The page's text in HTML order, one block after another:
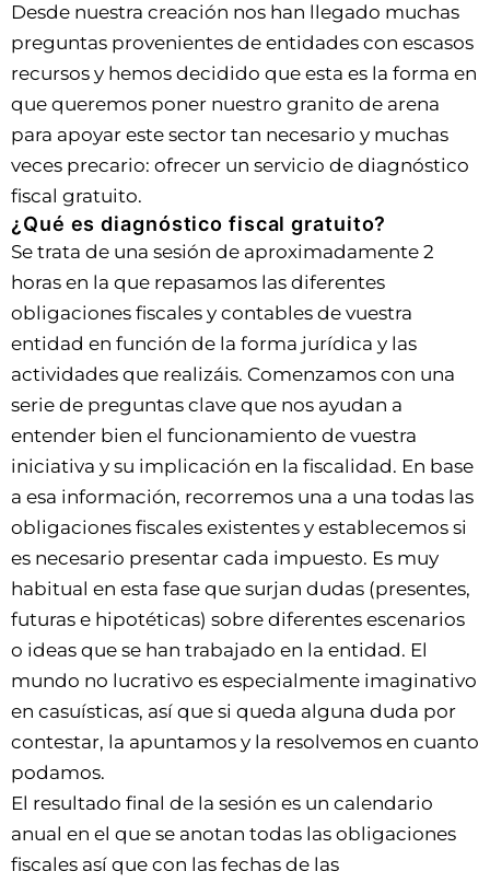
Desde nuestra creación nos han llegado muchas
preguntas provenientes de entidades con escasos
recursos y hemos decidido que esta es la forma en
que queremos poner nuestro granito de arena
para apoyar este sector tan necesario y muchas
veces precario: ofrecer un servicio de diagnóstico
fiscal gratuito.
¿Qué es diagnóstico fiscal gratuito?
Se trata de una sesión de aproximadamente 2
horas en la que repasamos las diferentes
obligaciones fiscales y contables de vuestra
entidad en función de la forma jurídica y las
actividades que realizáis. Comenzamos con una
serie de preguntas clave que nos ayudan a
entender bien el funcionamiento de vuestra
iniciativa y su implicación en la fiscalidad. En base
a esa información, recorremos una a una todas las
obligaciones fiscales existentes y establecemos si
es necesario presentar cada impuesto. Es muy
habitual en esta fase que surjan dudas (presentes,
futuras e hipotéticas) sobre diferentes escenarios
o ideas que se han trabajado en la entidad. El
mundo no lucrativo es especialmente imaginativo
en casuísticas, así que si queda alguna duda por
contestar, la apuntamos y la resolvemos en cuanto
podamos.
El resultado final de la sesión es un calendario
anual en el que se anotan todas las obligaciones
fiscales así que con las fechas de las